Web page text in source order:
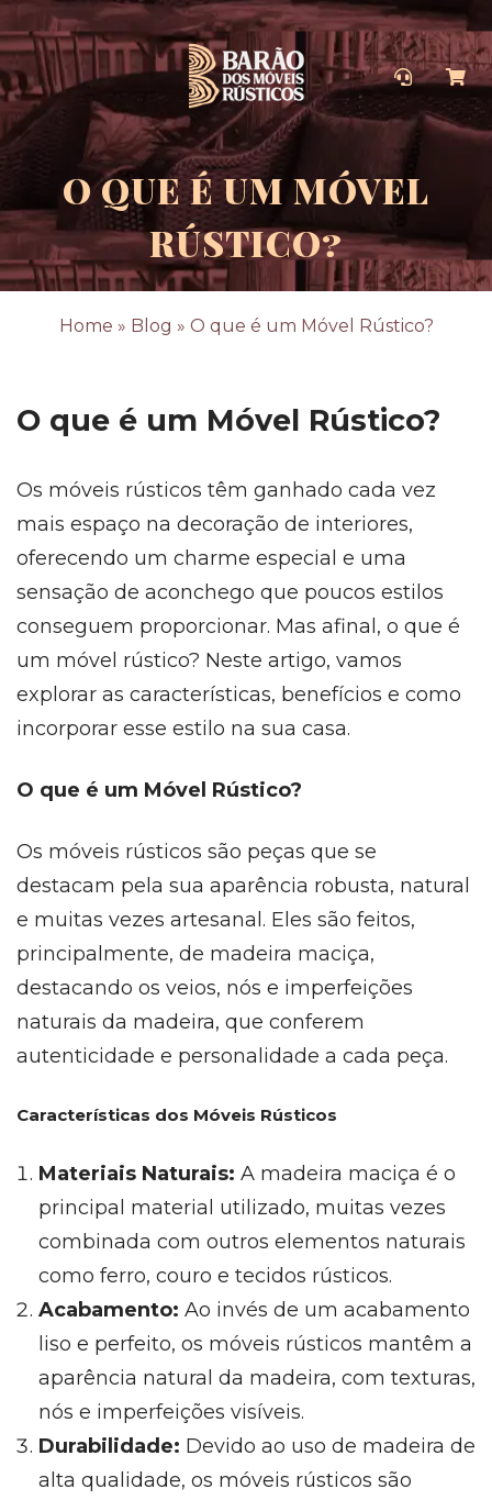
O QUE É UM MÓVEL
RÚSTICO?
Home » Blog » O que é um Móvel Rústico?
O que é um Móvel Rústico?
Os móveis rústicos têm ganhado cada vez
mais espaço na decoração de interiores,
oferecendo um charme especial e uma
sensação de aconchego que poucos estilos
conseguem proporcionar. Mas afinal, o que é
um móvel rústico? Neste artigo, vamos
explorar as características, benefícios e como
incorporar esse estilo na sua casa.
O que é um Móvel Rústico?
Os móveis rústicos são peças que se
destacam pela sua aparência robusta, natural
e muitas vezes artesanal. Eles são feitos,
principalmente, de madeira maciça,
destacando os veios, nós e imperfeições
naturais da madeira, que conferem
autenticidade e personalidade a cada peça.
Características dos Móveis Rústicos
Materiais Naturais: A madeira maciça é o
principal material utilizado, muitas vezes
combinada com outros elementos naturais
como ferro, couro e tecidos rústicos.
Acabamento: Ao invés de um acabamento
liso e perfeito, os móveis rústicos mantêm a
aparência natural da madeira, com texturas,
nós e imperfeições visíveis.
Durabilidade: Devido ao uso de madeira de
alta qualidade, os móveis rústicos são